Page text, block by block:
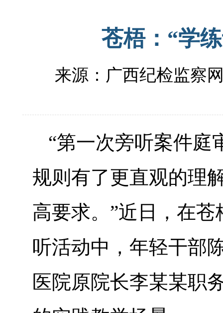
苍梧：“学
来源：广西纪检监察
“第一次旁听案件庭
规则有了更直观的理
高要求。”近日，在
听活动中，年轻干部
医院原院长李某某职